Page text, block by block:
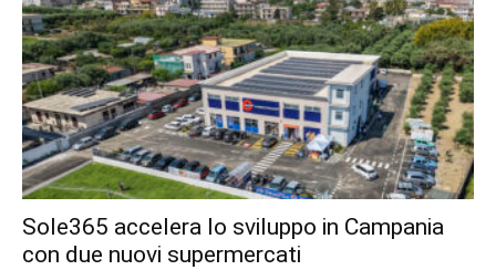
Sole365 accelera lo sviluppo in Campania
con due nuovi supermercati